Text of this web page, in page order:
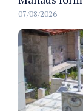
07/08/2026